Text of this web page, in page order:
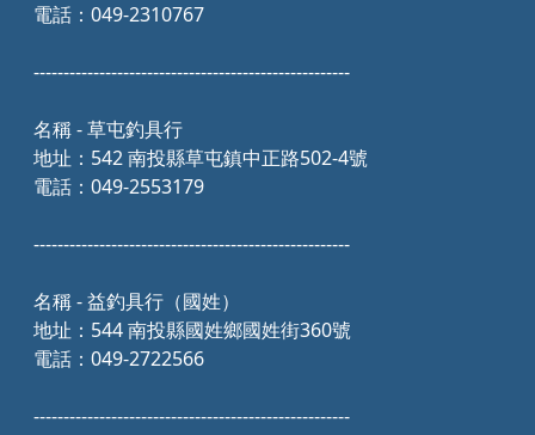
電話：049-2310767
-----------------------------------------------------
名稱 - 草屯釣具行
地址：542 南投縣草屯鎮中正路502-4號
電話：049-2553179
-----------------------------------------------------
名稱 - 益釣具行（國姓）
地址：544 南投縣國姓鄉國姓街360號
電話：049-2722566
-----------------------------------------------------